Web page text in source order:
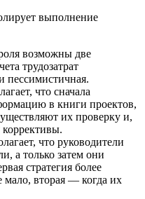
выполнение
возможны две
трудозатрат
пессимистичная.
что сначала
в книги проектов,
их проверку и,
коррективы.
что руководители
а только затем они
стратегия более
мало, вторая — когда их